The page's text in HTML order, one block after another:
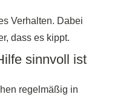
Verhalten. Dabei
dass es kippt.
sinnvoll ist
regelmäßig in